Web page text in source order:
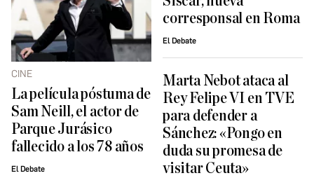
CINE
La película póstuma de
Sam Neill, el actor de
Parque Jurásico
fallecido a los 78 años
El Debate
corresponsal en Roma
El Debate
Marta Nebot ataca al
Rey Felipe VI en TVE
para defender a
Sánchez: «Pongo en
duda su promesa de
visitar Ceuta»